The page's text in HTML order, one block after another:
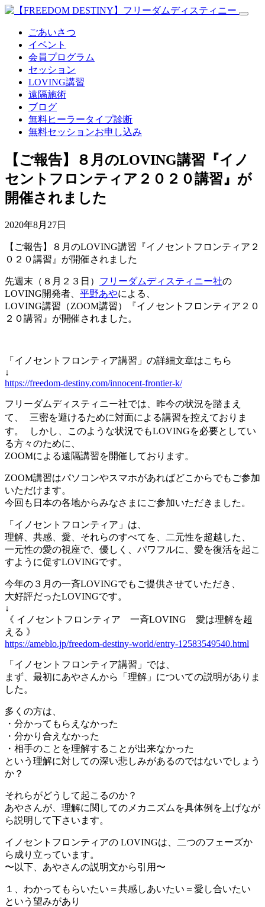
ごあいさつ
イベント
会員プログラム
セッション
LOVING講習
遠隔施術
ブログ
無料ヒーラータイプ診断
無料セッションお申し込み
【ご報告】８月のLOVING講習『イノ
セントフロンティア２０２０講習』が
開催されました
2020年8月27日
【ご報告】８月のLOVING講習『イノセントフロンティア２
０２０講習』が開催されました
先週末（８月２３日） フリーダムディスティニー社の
LOVING開発者、 平野あやによる、
LOVING講習（ZOOM講習）『イノセントフロンティア２０
２０講習』が開催されました。
「イノセントフロンティア講習」の詳細文章はこちら
↓
https://freedom-destiny.com/innocent-frontier-k/
フリーダムディスティニー社では、昨今の状況を踏まえ
て、 三密を避けるために対面による講習を控えておりま
す。 しかし、このような状況でもLOVINGを必要としてい
る方々のために、
ZOOMによる遠隔講習を開催しております。
ZOOM講習はパソコンやスマホがあればどこからでもご参加
いただけます。
今回も日本の各地からみなさまにご参加いただきました。
「イノセントフロンティア」は、
理解、共感、愛、それらのすべてを、二元性を超越した、
一元性の愛の視座で、優しく、パワフルに、愛を復活を起こ
すように促すLOVINGです。
今年の３月の一斉LOVINGでもご提供させていただき、
大好評だったLOVINGです。
↓
《 イノセントフロンティア 一斉LOVING 愛は理解を超
える 》
https://ameblo.jp/freedom-destiny-world/entry-12583549540.html
「イノセントフロンティア講習」では、
まず、最初にあやさんから「理解」についての説明がありま
した。
多くの方は、
・分かってもらえなかった
・分かり合えなかった
・相手のことを理解することが出来なかった
という理解に対しての深い悲しみがあるのではないでしょう
か？
それらがどうして起こるのか？
あやさんが、理解に関してのメカニズムを具体例を上げなが
ら説明して下さいます。
イノセントフロンティアの LOVINGは、二つのフェーズか
ら成り立っています。
〜以下、あやさんの説明文から引用〜
１、わかってもらいたい＝共感しあいたい＝愛し合いたい
という望みがあり